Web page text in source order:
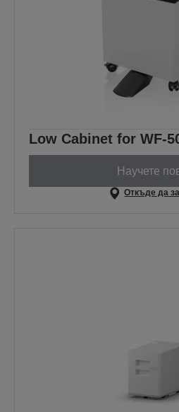
Low Cabinet for WF-
Научете
Откъде да